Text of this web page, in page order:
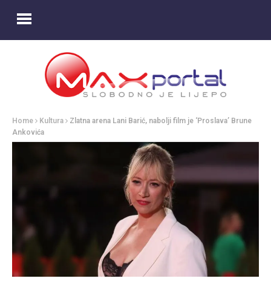
Home Kultura
Zlatna arena Lani Barić, nabolji film je ‘Proslava’ Brune
Ankovića